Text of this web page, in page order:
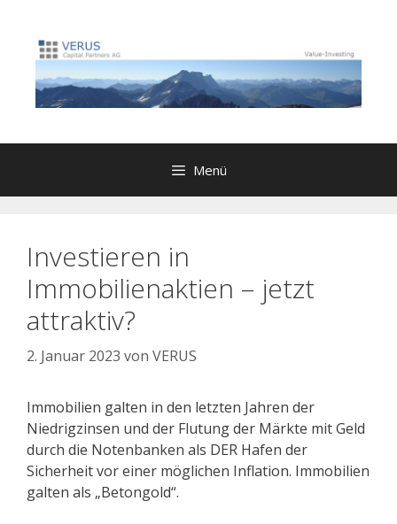
springen
Menü
Investieren in
Immobilienaktien – jetzt
attraktiv?
2. Januar 2023 von VERUS
Immobilien galten in den letzten Jahren der
Niedrigzinsen und der Flutung der Märkte mit Geld
durch die Notenbanken als DER Hafen der
Sicherheit vor einer möglichen Inflation. Immobilien
galten als „Betongold“.